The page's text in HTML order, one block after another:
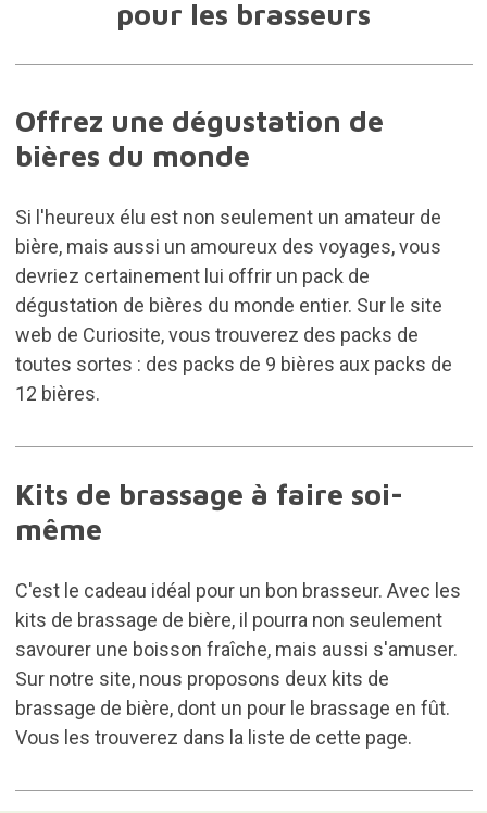
pour les brasseurs
Offrez une dégustation de
bières du monde
Si l'heureux élu est non seulement un amateur de
bière, mais aussi un amoureux des voyages, vous
devriez certainement lui offrir un pack de
dégustation de bières du monde entier. Sur le site
web de Curiosite, vous trouverez des packs de
toutes sortes : des packs de 9 bières aux packs de
12 bières.
Kits de brassage à faire soi-
même
C'est le cadeau idéal pour un bon brasseur. Avec les
kits de brassage de bière, il pourra non seulement
savourer une boisson fraîche, mais aussi s'amuser.
Sur notre site, nous proposons deux kits de
brassage de bière, dont un pour le brassage en fût.
Vous les trouverez dans la liste de cette page.